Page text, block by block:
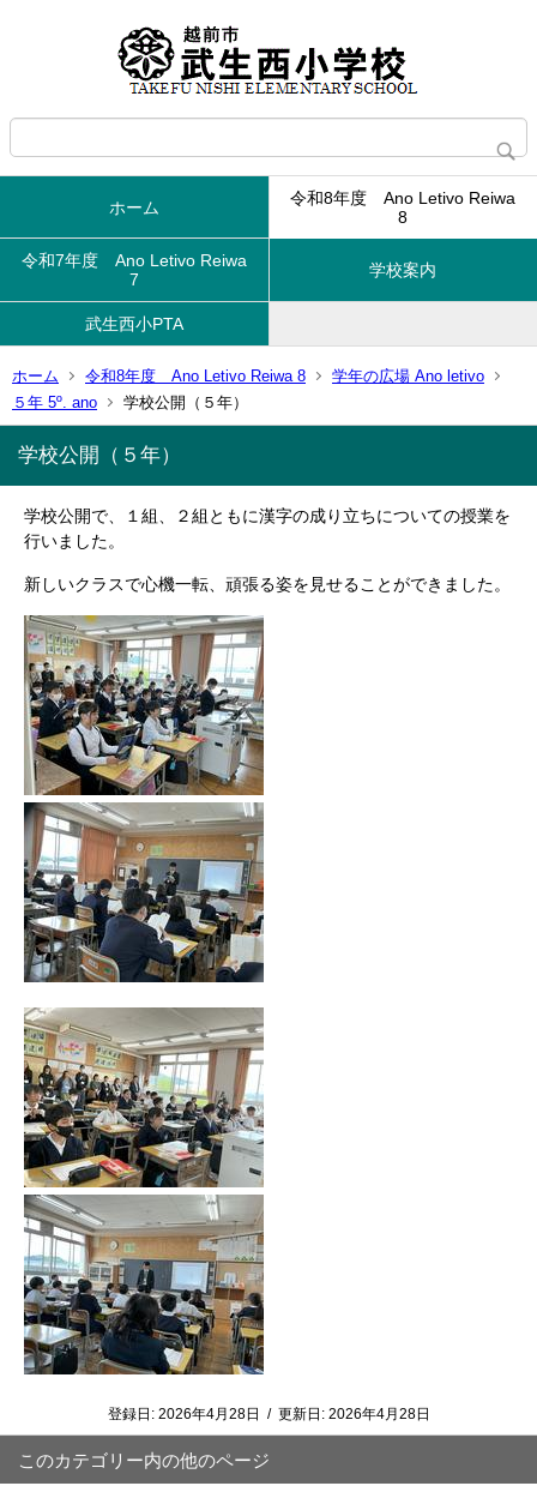
ホーム
令和8年度 Ano Letivo Reiwa
8
令和7年度 Ano Letivo Reiwa
7
学校案内
武生西小PTA
ホーム 令和8年度 Ano Letivo Reiwa 8
学年の広場 Ano letivo
５年 5º. ano
学校公開（５年）
学校公開（５年）
学校公開で、１組、２組ともに漢字の成り立ちについての授業を
行いました。
新しいクラスで心機一転、頑張る姿を見せることができました。
登録日: 2026年4月28日 / 更新日: 2026年4月28日
このカテゴリー内の他のページ